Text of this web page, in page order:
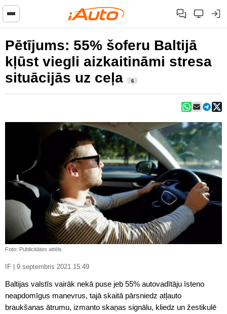
Pētījums: 55% šoferu Baltijā
kļūst viegli aizkaitināmi stresa
situācijās uz ceļa
6
Foto: Publicitātes attēls
IF | 9.septembris 2021 15:49
Baltijas valstīs vairāk nekā puse jeb 55% autovadītāju īsteno
neapdomīgus manevrus, tajā skaitā pārsniedz atļauto
braukšanas ātrumu, izmanto skaņas signālu, kliedz un žestikulē